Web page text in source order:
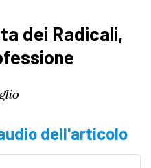
dei Radicali,
dell'articolo